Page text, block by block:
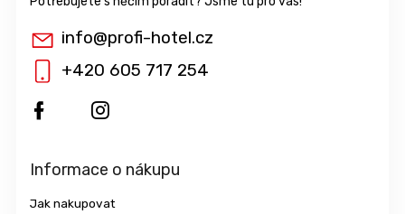
info@profi-hotel.cz
+420 605 717 254
Informace o nákupu
Jak nakupovat